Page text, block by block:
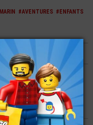
#AVENTURES #ENFANTS